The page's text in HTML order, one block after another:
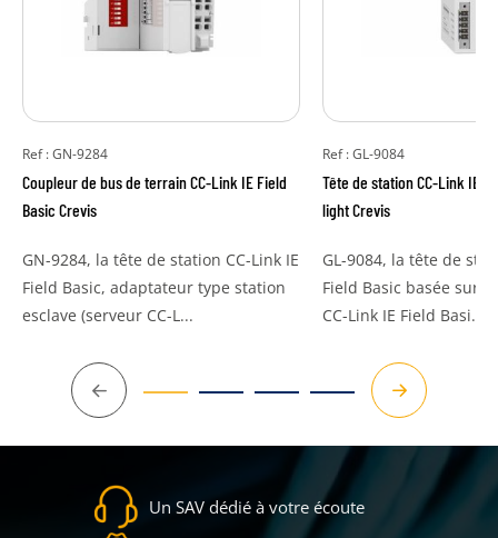
Ref : GN-9284
Coupleur de bus de terrain CC-Link IE Field
Basic Crevis
GN-9284, la tête de station CC-Link IE
Field Basic, adaptateur type station
esclave (serveur CC-L...
Ref : GL-9084
Tête de station CC-Link IE
light Crevis
GL-9084, la tête de
Field Basic basée sur
CC-Link IE Field Basi...
Précédent Suivant
Un SAV dédié à votre écoute